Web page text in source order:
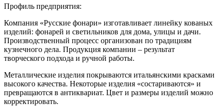
Профиль предприятия:
Компания «Русские фонари» изготавливает линейку кованых
изделий: фонарей и светильников для дома, улицы и дачи.
Производственный процесс организован по традициям
кузнечного дела. Продукция компании – результат
творческого подхода и ручной работы.
Металлические изделия покрываются итальянскими красками
высокого качества. Некоторые изделия «состариваются» и
превращаются в антиквариат. Цвет и размеры изделий можно
корректировать.